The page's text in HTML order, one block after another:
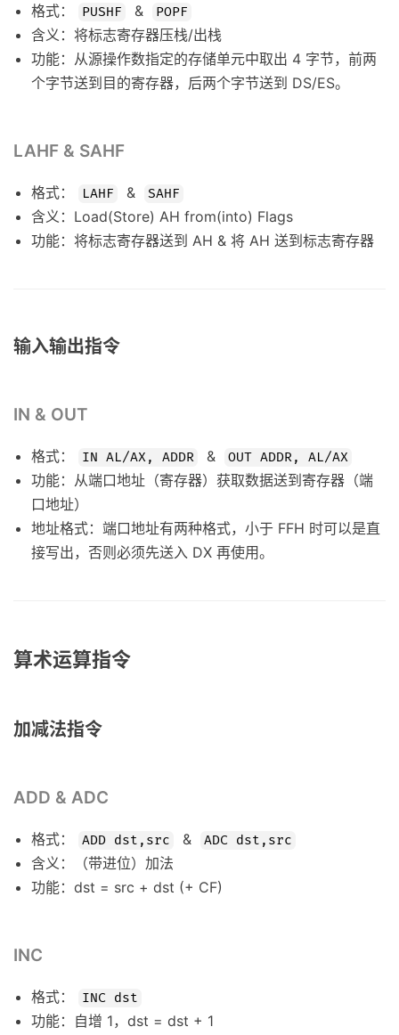
格式： PUSHF & POPF
含义：将标志寄存器压栈/出栈
功能：从源操作数指定的存储单元中取出 4 字节，前两
个字节送到目的寄存器，后两个字节送到 DS/ES。
LAHF & SAHF
格式： LAHF & SAHF
含义：Load(Store) AH from(into) Flags
功能：将标志寄存器送到 AH & 将 AH 送到标志寄存器
输入输出指令
IN & OUT
格式： IN AL/AX, ADDR & OUT ADDR, AL/AX
功能：从端口地址（寄存器）获取数据送到寄存器（端
口地址）
地址格式：端口地址有两种格式，小于 FFH 时可以是直
接写出，否则必须先送入 DX 再使用。
算术运算指令
加减法指令
ADD & ADC
格式： ADD dst,src & ADC dst,src
含义：（带进位）加法
功能：dst = src + dst (+ CF)
INC
格式： INC dst
功能：自增 1，dst = dst + 1